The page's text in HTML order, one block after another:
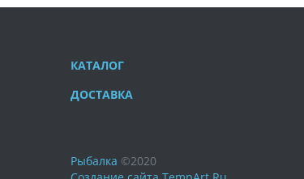
КАТАЛОГ
ДОСТАВКА
Рыбалка ©2020